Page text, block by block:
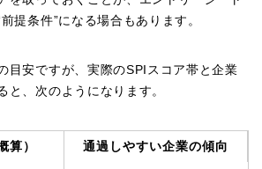
提条件”になる場合もあります。
目安ですが、実際のSPIスコア帯と企業
と、次のようになります。
算） 通過しやすい企業の傾向